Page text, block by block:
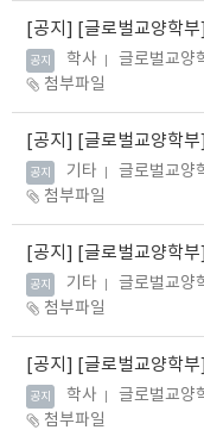
[공지] [글로벌교양학부] (
공지 학사 글로벌교양
첨부파일
[공지] [글로벌교양학부][필수확
공지 기타 글로벌교양
첨부파일
[공지] [글로벌교양학부] 교내
공지 기타 글로벌교양
첨부파일
[공지] [글로벌교양학부] 2025학
공지 학사 글로벌교양
첨부파일